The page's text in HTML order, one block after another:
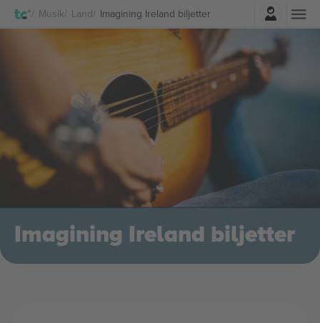
Musik Land Imagining Ireland biljetter
Logga in
Imagining Ireland biljetter